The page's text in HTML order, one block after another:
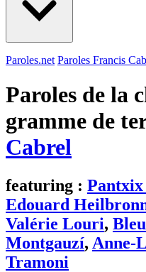
Paroles.net Paroles Francis
Paroles de la
gramme de
Cabrel
featuring :
Edouard
Valérie Louri,
Montgauzí, Anne-
Tramoni